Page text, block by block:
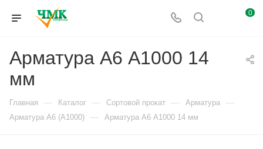
0
Арматура А6 А1000 14
мм
Главная — Каталог — Сортовой прокат — Арматура —
Арматура А6 (А1000) — Арматура А6 А1000 14 мм